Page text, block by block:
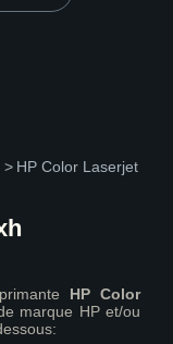
> HP Color Laserjet
HP Color
marque HP et/ou